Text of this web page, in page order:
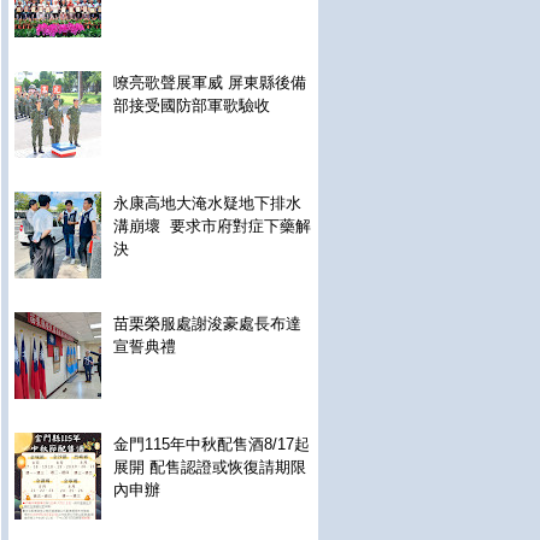
嘹亮歌聲展軍威 屏東縣後備
部接受國防部軍歌驗收
永康高地大淹水疑地下排水
溝崩壞 要求市府對症下藥解
決
苗栗榮服處謝浚豪處長布達
宣誓典禮
金門115年中秋配售酒8/17起
展開 配售認證或恢復請期限
內申辦